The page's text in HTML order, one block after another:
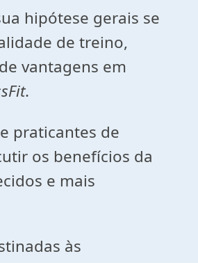
hipótese gerais se
de treino,
vantagens em
.
praticantes de
os benefícios da
e mais
às